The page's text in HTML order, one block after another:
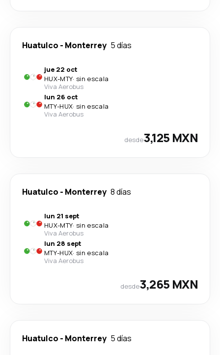
Huatulco - Monterrey 5 días
jue 22 oct
HUX-MTY· sin escala
Viva Aerobus
lun 26 oct
MTY-HUX· sin escala
Viva Aerobus
desde3,125 MXN
Huatulco - Monterrey 8 días
lun 21 sept
HUX-MTY· sin escala
Viva Aerobus
lun 28 sept
MTY-HUX· sin escala
Viva Aerobus
desde3,265 MXN
Huatulco - Monterrey 5 días